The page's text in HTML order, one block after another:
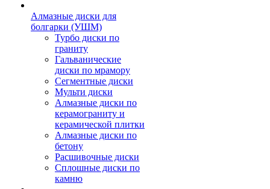
Алмазные диски для
болгарки (УШМ)
Турбо диски по
граниту
Гальванические
диски по мрамору
Сегментные диски
Мульти диски
Алмазные диски по
керамограниту и
керамической плитки
Алмазные диски по
бетону
Расшивочные диски
Сплошные диски по
камню